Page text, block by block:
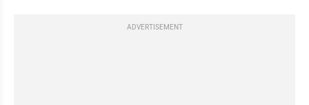
ADVERTISEMENT